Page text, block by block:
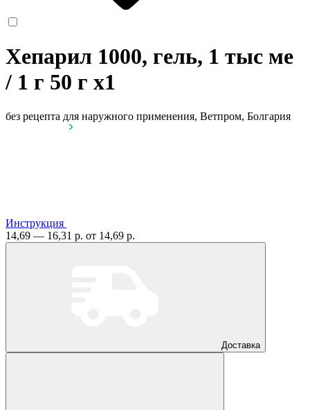
Хепарил 1000, гель, 1 тыс ме
/ 1 г 50 г x1
без рецепта для наружного применения, Ветпром, Болгария
Инструкция
14,69 — 16,31 р. от 14,69 р.
Доставка